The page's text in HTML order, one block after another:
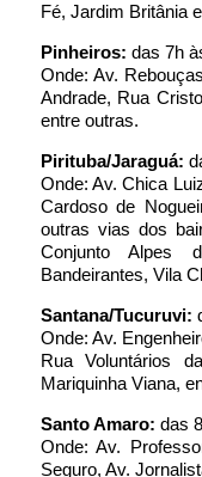
Fé, Jardim Britânia
Pinheiros: das 7h
Onde: Av.
Andrade, Rua
entre outras.
Pirituba/Jaraguá:
Onde: Av. Chica
Cardoso de
outras vias dos
Conjunto Alpes
Bandeirantes, Vila
Santana/Tucuruvi:
Onde: Av.
Rua Voluntários
Mariquinha Viana,
Santo Amaro: das
Onde: Av.
Seguro, Av.